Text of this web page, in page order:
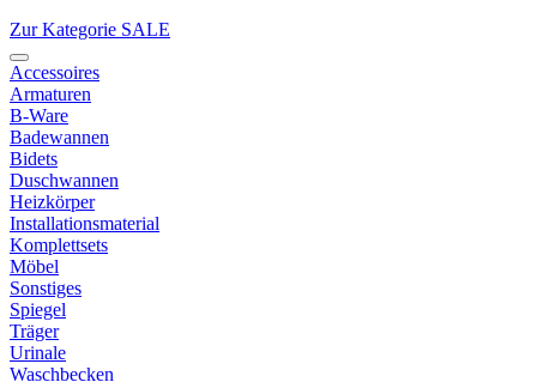
Zur Kategorie SALE
Accessoires
Armaturen
B-Ware
Badewannen
Bidets
Duschwannen
Heizkörper
Installationsmaterial
Komplettsets
Möbel
Sonstiges
Spiegel
Träger
Urinale
Waschbecken